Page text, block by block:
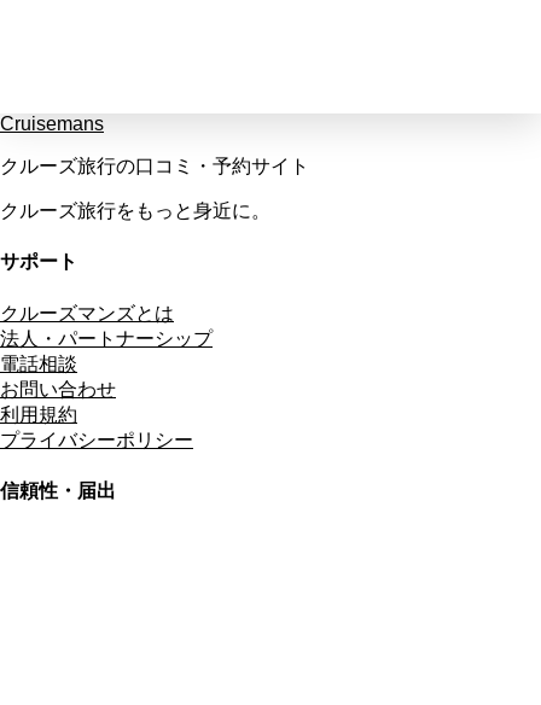
Cruisemans
クルーズ旅行の口コミ・予約サイト
クルーズ旅行をもっと身近に。
サポート
クルーズマンズとは
法人・パートナーシップ
電話相談
お問い合わせ
利用規約
プライバシーポリシー
信頼性・届出